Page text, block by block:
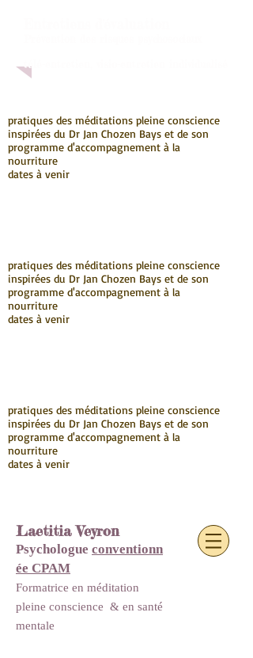
télé-entretien, visio-entretien individualisé
pratiques des méditations pleine conscience
inspirées du Dr Jan Chozen Bays et de son
programme d'accompagnement à la
nourriture
dates à venir
pratiques des méditations pleine conscience
inspirées du Dr Jan Chozen Bays et de son
programme d'accompagnement à la
nourriture
dates à venir
pratiques des méditations pleine conscience
inspirées du Dr Jan Chozen Bays et de son
programme d'accompagnement à la
nourriture
dates à venir
Laetitia Veyron
Psychologue conventionn
ée CPAM
Formatrice en méditation
pleine conscience & en santé
mentale